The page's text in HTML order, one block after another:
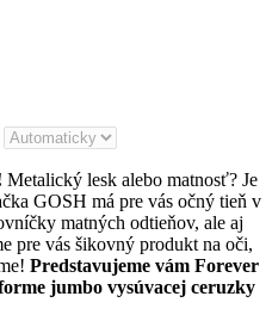
Metalický lesk alebo matnosť? Je
GOSH má pre vás očný tieň v
matných odtieňov, ale aj
pre vás šikovný produkt na oči,
Predstavujeme vám Forever
jumbo vysúvacej ceruzky